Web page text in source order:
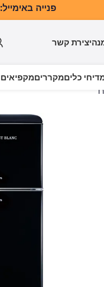
פנייה באימייל: contact@kimelectric.co.il
יצירת קשר
כליםמקרריםמקפיאים